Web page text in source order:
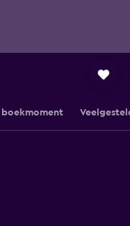
boekmoment